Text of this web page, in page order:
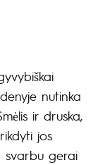
nutinka
ir druska,
jos
svarbu gerai